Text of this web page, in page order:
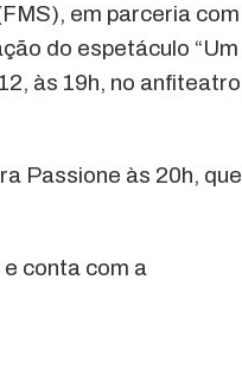
em parceria com
do espetáculo “Um
às 19h, no anfiteatro
Passione às 20h, que
conta com a